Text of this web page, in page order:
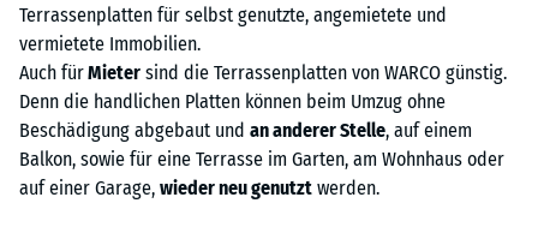
Terrassenplatten für selbst genutzte, angemietete und
vermietete Immobilien.
Auch fürMieter sind die Terrassenplatten von WARCO günstig.
Denn die handlichen Platten können beim Umzug ohne
Beschädigung abgebaut und an anderer Stelle, auf einem
Balkon, sowie für eine Terrasse im Garten, am Wohnhaus oder
auf einer Garage, wieder neu genutzt werden.